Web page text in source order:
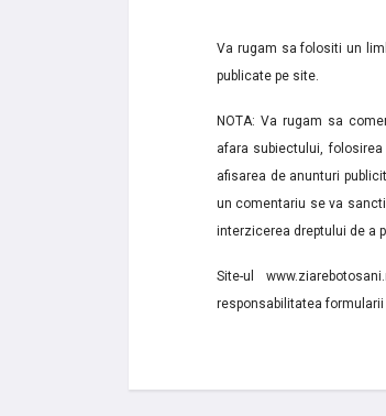
Va rugam sa folositi un
publicate pe site.
NOTA: Va rugam sa
afara subiectului,
afisarea de anunturi
un comentariu se va
interzicerea dreptului de a
Site-ul
responsabilitatea